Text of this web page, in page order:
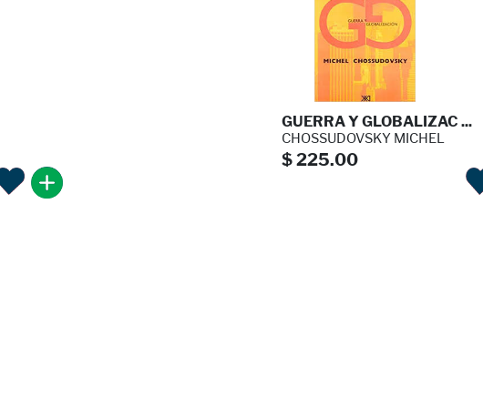
GUERRA Y GLOBALIZAC ...
CHOSSUDOVSKY MICHEL
$ 225.00